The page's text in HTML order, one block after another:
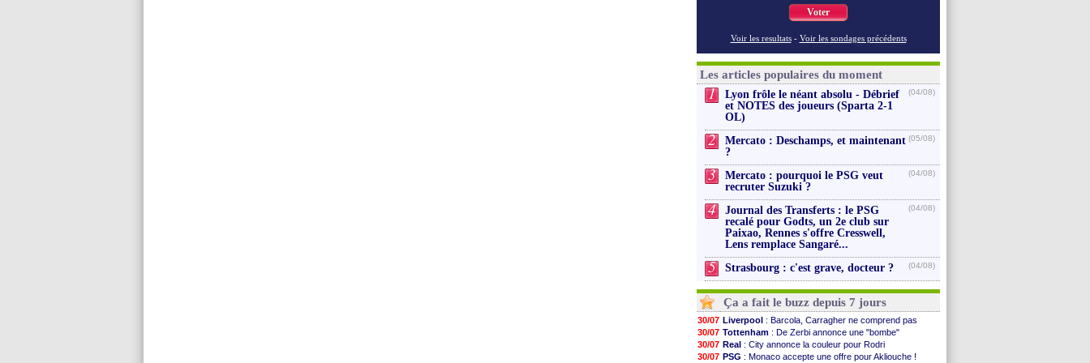
Voter
Voir les resultats - Voir les sondages précédents
Les articles populaires du moment
1
Lyon frôle le néant absolu - Débrief
et NOTES des joueurs (Sparta 2-1
OL)
(04/08)
2
Mercato : Deschamps, et maintenant
?
(05/08)
3
Mercato : pourquoi le PSG veut
recruter Suzuki ?
(04/08)
4
Journal des Transferts : le PSG
recalé pour Godts, un 2e club sur
Paixao, Rennes s'offre Cresswell,
Lens remplace Sangaré...
(04/08)
5 Strasbourg : c'est grave, docteur ? (04/08)
Ça a fait le buzz depuis 7 jours
30/07 Liverpool : Barcola, Carragher ne comprend pas
30/07 Tottenham : De Zerbi annonce une "bombe"
30/07 Real : City annonce la couleur pour Rodri
30/07 PSG : Monaco accepte une offre pour Akliouche !